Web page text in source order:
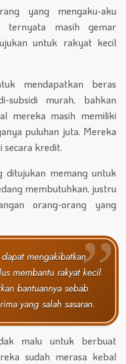
yang mengaku-aku
ternyata masih gemar
untuk rakyat kecil
mendapatkan beras
subsidi murah, bahkan
mereka masih memiliki
puluhan juta. Mereka
secara kredit.
ditujukan memang untuk
membutuhkan, justru
orang-orang yang
mengakibatkan
membantu rakyat kecil
bantuannya sebab
yang salah sasaran.
malu untuk berbuat
sudah merasa kebal